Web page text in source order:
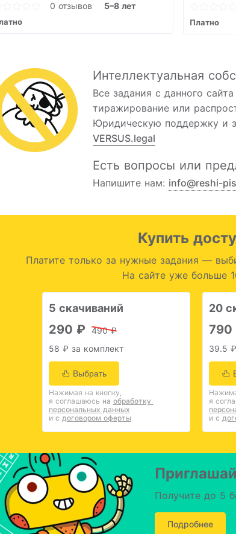
0 отзывов 5–8 лет
Платно
Интеллектуальная
Все задания с данного
тиражирование или
Юридическую поддержку и
VERSUS.legal
Есть вопросы или
Напишите нам: info@reshi-
Купить
Платите только за нужные задания —
На сайте уже больше
5 скачиваний
290 ₽
490 ₽
58 ₽ за комплект
Выбрать
Нажимая на кнопку,
я соглашаюсь на обработку
персональных данных
и с договором оферты
20
790
39.5
я
и с
Получите до 5
Подробнее